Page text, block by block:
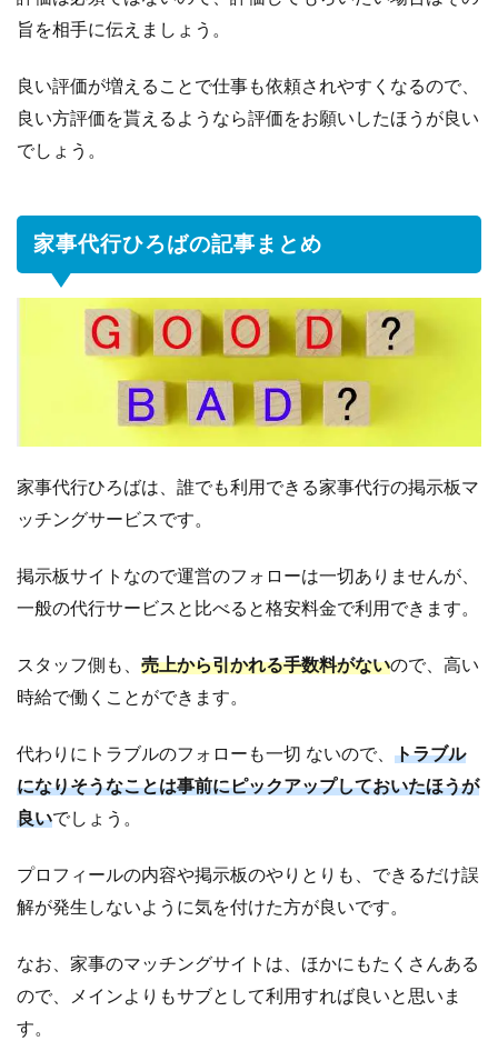
旨を相手に伝えましょう。
良い評価が増えることで仕事も依頼されやすくなるので、
良い方評価を貰えるようなら評価をお願いしたほうが良い
でしょう。
家事代行ひろばの記事まとめ
家事代行ひろばは、誰でも利用できる家事代行の掲示板マ
ッチングサービスです。
掲示板サイトなので運営のフォローは一切ありませんが、
一般の代行サービスと比べると格安料金で利用できます。
スタッフ側も、 売上から引かれる手数料がないので、高い
時給で働くことができます。
代わりにトラブルのフォローも一切 ないので、 トラブル
になりそうなことは事前にピックアップしておいたほうが
良いでしょう。
プロフィールの内容や掲示板のやりとりも、できるだけ誤
解が発生しないように気を付けた方が良いです。
なお、家事のマッチングサイトは、ほかにもたくさんある
ので、メインよりもサブとして利用すれば良いと思いま
す。